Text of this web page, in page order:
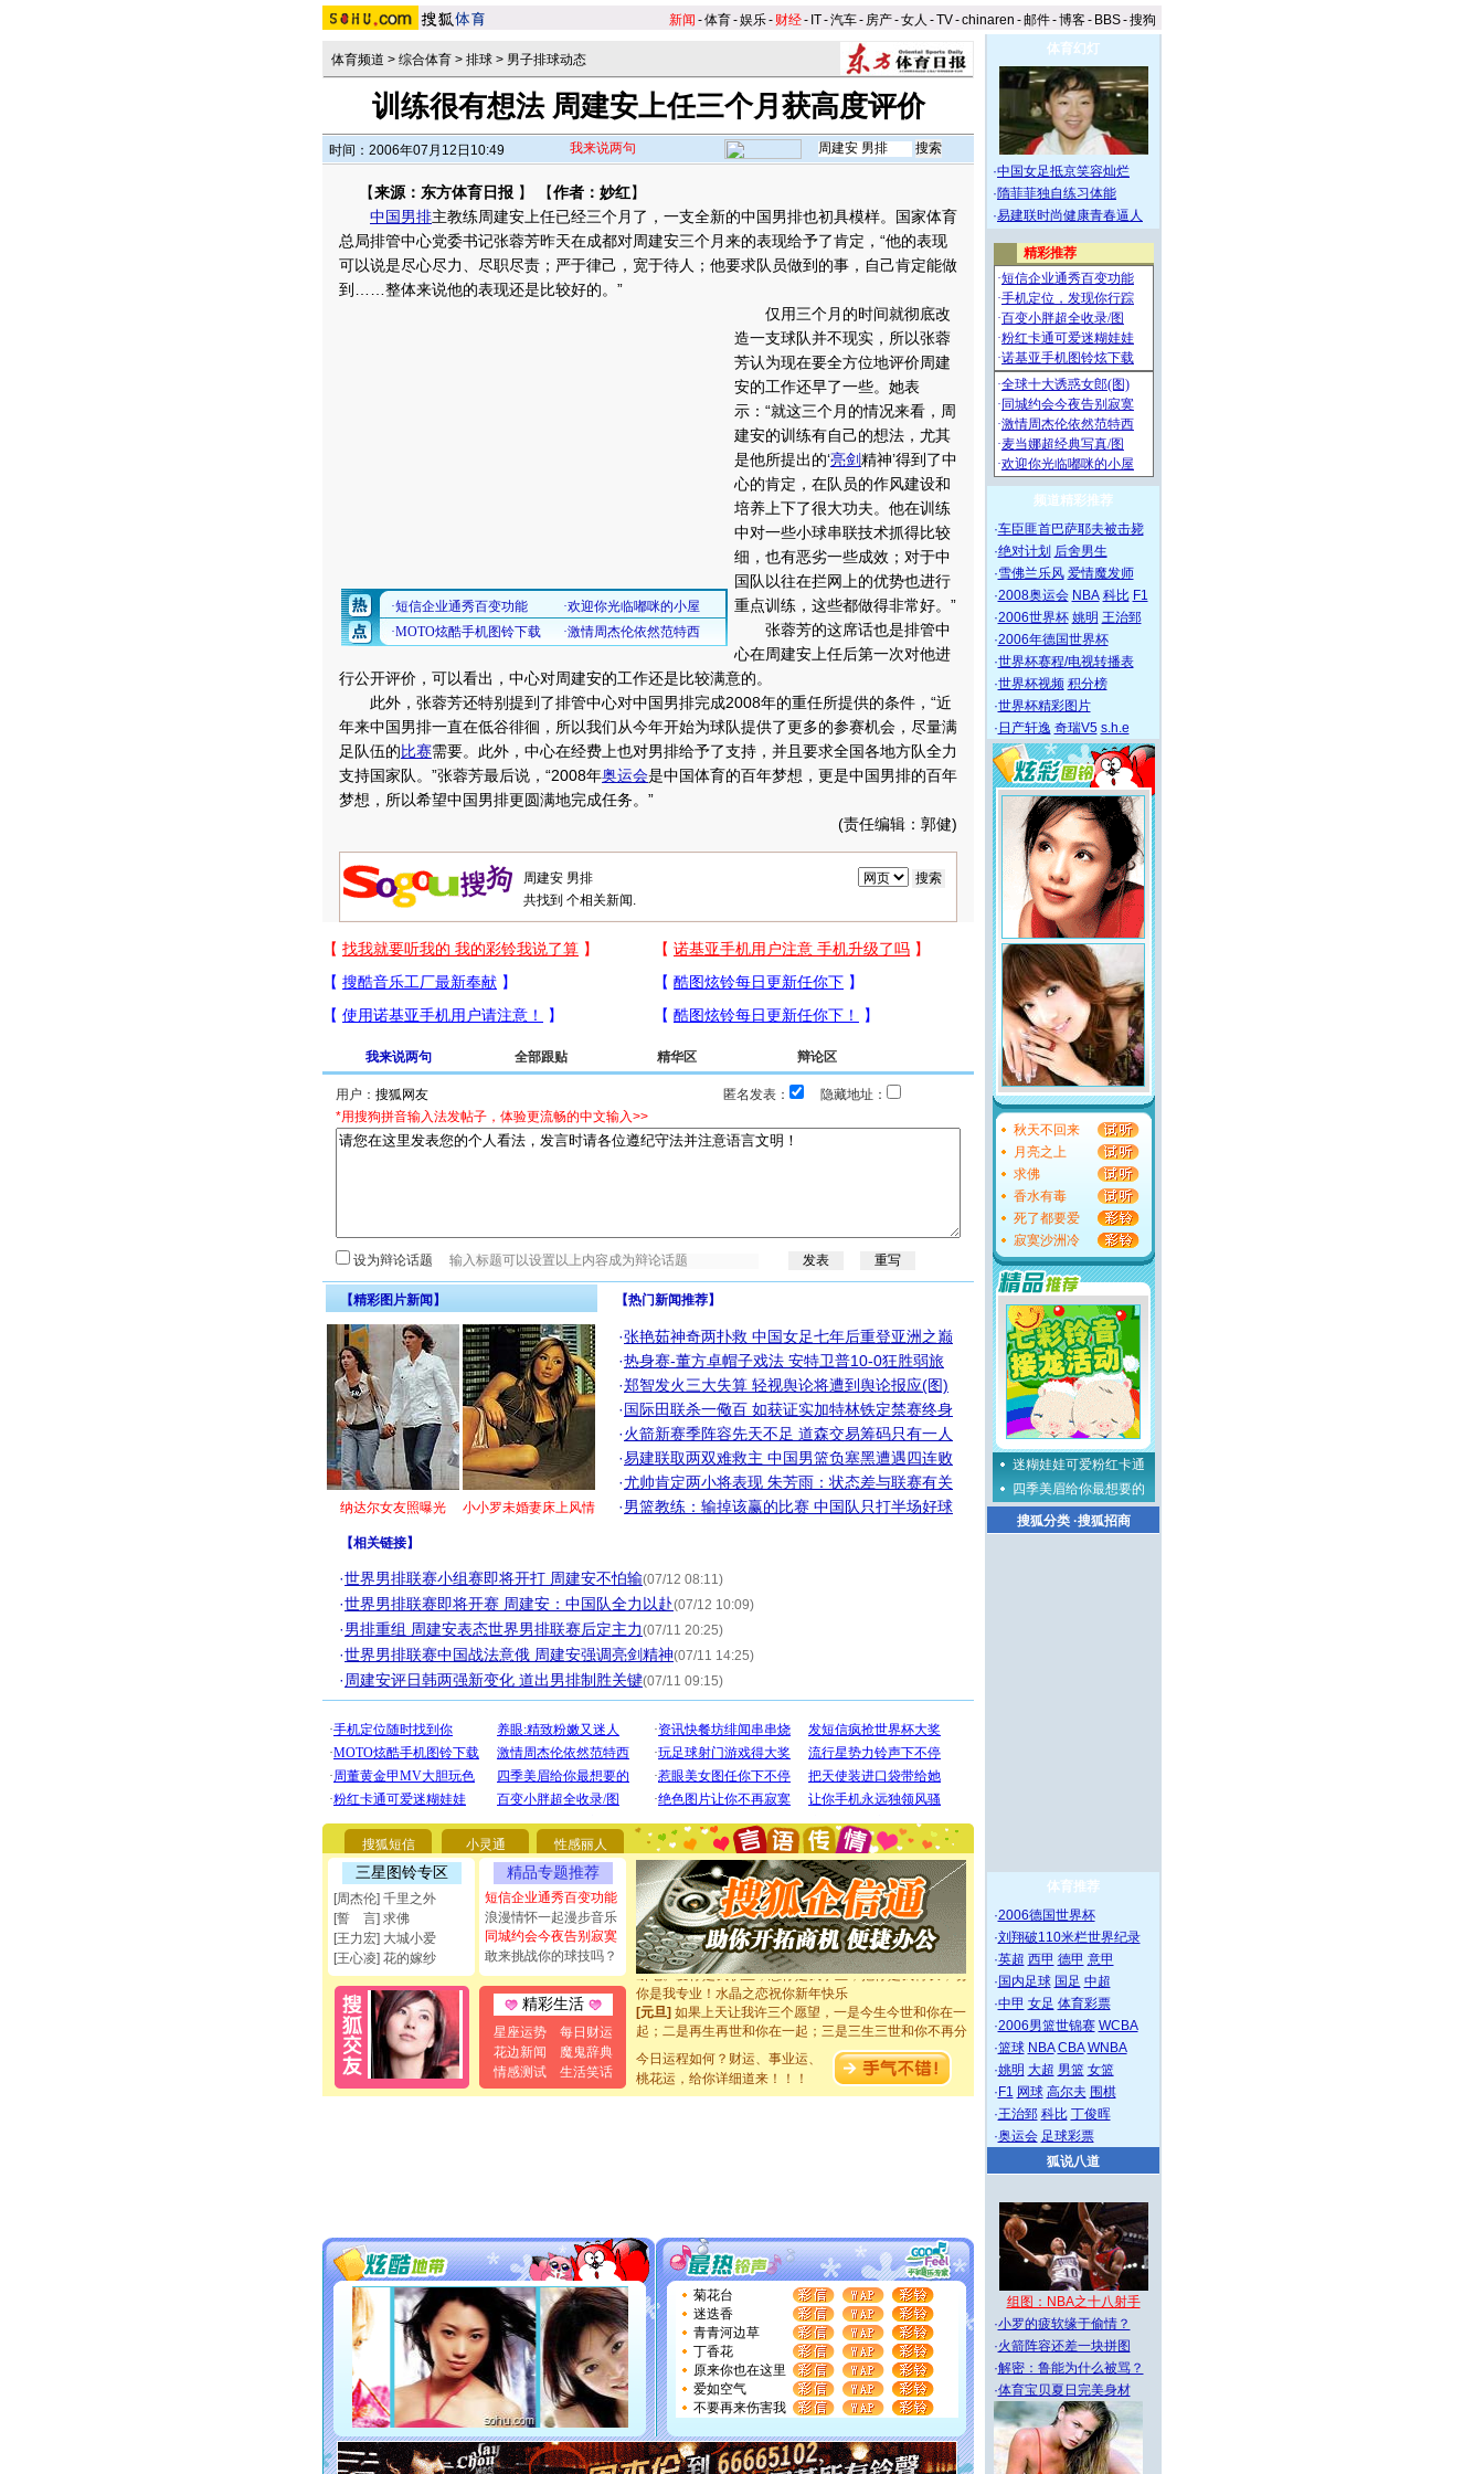
新闻 -体育-娱乐- 财经- IT-汽车- 房产-女人 -TV-chinaren -邮件-博客- BBS-搜狗
体育频道 > 综合体育 > 排球 > 男子排球动态
训练很有想法 周建安上任三个月获高度评价
时间：2006年07月12日10:49 我来说两句
【来源：东方体育日报 】 【作者：妙红】
中国男排主教练周建安上任已经三个月了，一支全新的中国男排也初具模样。国家体育
总局排管中心党委书记张蓉芳昨天在成都对周建安三个月来的表现给予了肯定，“他的表现
可以说是尽心尽力、尽职尽责；严于律己，宽于待人；他要求队员做到的事，自己肯定能做
到……整体来说他的表现还是比较好的。 ”
仅用三个月的时间就彻底改
造一支球队并不现实，所以张蓉
芳认为现在要全方位地评价周建
安的工作还早了一些。她表
示：“就这三个月的情况来看，周
建安的训练有自己的想法，尤其
是他所提出的‘亮剑精神’得到了中
心的肯定，在队员的作风建设和
培养上下了很大功夫。他在训练
中对一些小球串联技术抓得比较
细，也有恶劣一些成效；对于中
国队以往在拦网上的优势也进行
重点训练，这些都做得非常好。”
张蓉芳的这席话也是排管中
心在周建安上任后第一次对他进
行公开评价，可以看出，中心对周建安的工作还是比较满意的。
此外，张蓉芳还特别提到了排管中心对中国男排完成2008年的重任所提供的条件，“近
年来中国男排一直在低谷徘徊，所以我们从今年开始为球队提供了更多的参赛机会，尽量满
足队伍的比赛需要。此外，中心在经费上也对男排给予了支持，并且要求全国各地方队全力
支持国家队。”张蓉芳最后说，“2008年奥运会是中国体育的百年梦想，更是中国男排的百年
梦想，所以希望中国男排更圆满地完成任务。”
(责任编辑：郭健)
共找到 个相关新闻.
我来说两句 全部跟贴 精华区 辩论区
用户： 匿名发表：
隐藏地址：
*用搜狗拼音输入法发帖子，体验更流畅的中文输入>>
设为辩论话题
【精彩图片新闻】
纳达尔女友照曝光 小小罗未婚妻床上风情
【热门新闻推荐】
·张艳茹神奇两扑救 中国女足七年后重登亚洲之巅
·热身赛-董方卓帽子戏法 安特卫普10-0狂胜弱旅
·郑智发火三大失算 轻视舆论将遭到舆论报应(图)
·国际田联杀一儆百 如获证实加特林铁定禁赛终身
·火箭新赛季阵容先天不足 道森交易筹码只有一人
·易建联取两双难救主 中国男篮负塞黑遭遇四连败
·尤帅肯定两小将表现 朱芳雨：状态差与联赛有关
·男篮教练：输掉该赢的比赛 中国队只打半场好球
【相关链接】
·世界男排联赛小组赛即将开打 周建安不怕输(07/12 08:11)
·世界男排联赛即将开赛 周建安：中国队全力以赴(07/12 10:09)
·男排重组 周建安表态世界男排联赛后定主力(07/11 20:25)
·世界男排联赛中国战法意俄 周建安强调亮剑精神(07/11 14:25)
· 周建安评日韩两强新变化 道出男排制胜关键(07/11 09:15)
搜狐短信 小灵通 性感丽人
三星图铃专区
[周杰伦] 千里之外
[誓 言] 求佛
[王力宏] 大城小爱
[王心凌] 花的嫁纱
精品专题推荐
短信企业通秀百变功能
浪漫情怀一起漫步音乐
同城约会今夜告别寂寞
敢来挑战你的球技吗？
精彩生活
星座运势
每日财运
花边新闻
魔鬼辞典
情感测试
生活笑话
[圣诞节]圣诞节到了，想想没什么送给你的，又不打算给
要平安！千万要知足！千万不要忘记我！
[圣诞节]不只这样的日子才会想起你,而是这样的日子才
能正大光明地骚扰你,告诉你,圣诞要快乐!新年要快乐!天天
都要快乐噢!
[圣诞节]奉上一颗祝福的心,在这个特别的日子里,愿幸福,
如意,快乐,鲜花,一切美好的祝愿与你同在.圣诞快乐!
[元旦]看到你我会触电；看不到你我要充电；没有你我会
断电。爱你是我职业，想你是我事业，抱你是我特长，吻
你是我专业！水晶之恋祝你新年快乐
[元旦]如果上天让我许三个愿望，一是今生今世和你在一
起；二是再生再世和你在一起；三是三生三世和你不再分
离。水晶之恋祝你新年快乐
[元旦]当我狠下心扭头离去那一刻，你在我身后无助地哭
泣，这痛楚让我明白我多么爱你。我转身抱住你：这猪不
卖了。水晶之恋祝你新年快乐。
你太多，只有给你五千万：千万快乐！千万要健康！千万
要平安！千万要知足！千万不要忘记我！
[圣诞节]不只这样的日子才会想起你,而是这样的日子才
能正大光明地骚扰你,告诉你,圣诞要快乐!新年要快乐!天天
都要快乐噢!
[圣诞节]
奉上一颗祝福的心,在这个特别的日子里,愿幸福,
如意,快乐,鲜花,一切美好的祝愿与你同在.圣诞快乐!
[元旦]
看到你我会触电；看不到你我要充电；没有你我会
断电。爱你是我职业，想你是我事业，抱你是我特长，吻
你是我专业！水晶之恋祝你新年快乐
[元旦]如果上天让我许三个愿望，一是今生今世和你在一
起；二是再生再世和你在一起；三是三生三世和你不再分
今日运程如何？财运、事业运、
桃花运，给你详细道来！！！
菊花台
迷迭香
青青河边草
丁香花
原来你也在这里
爱如空气
不要再来伤害我
体育幻灯
·中国女足抵京笑容灿烂
·隋菲菲独自练习体能
·易建联时尚健康青春逼人
频道精彩推荐
·车臣匪首巴萨耶夫被击毙
·绝对计划 后舍男生
·雪佛兰乐风 爱情魔发师
·2008奥运会 NBA 科比 F1
·2006世界杯 姚明 王治郅
·2006年德国世界杯
·世界杯赛程/电视转播表
·世界杯视频 积分榜
·世界杯精彩图片
· 日产轩逸 奇瑞V5 s.h.e
秋天不回来
月亮之上
求佛
香水有毒
死了都要爱
寂寞沙洲冷
迷糊娃娃可爱粉红卡通
四季美眉给你最想要的
搜狐分类·搜狐招商
体育推荐
·2006德国世界杯
·刘翔破110米栏世界纪录
·英超 西甲 德甲 意甲
· 国内足球 国足 中超
·中甲 女足 体育彩票
·2006男篮世锦赛 WCBA
·篮球 NBA CBA WNBA
·姚明 大超 男篮 女篮
· F1 网球 高尔夫 围棋
·王治郅 科比 丁俊晖
·奥运会 足球彩票
狐说八道
组图：NBA之十八射手
·小罗的疲软缘于偷情？
·火箭阵容还差一块拼图
·解密：鲁能为什么被骂？
·体育宝贝夏日完美身材